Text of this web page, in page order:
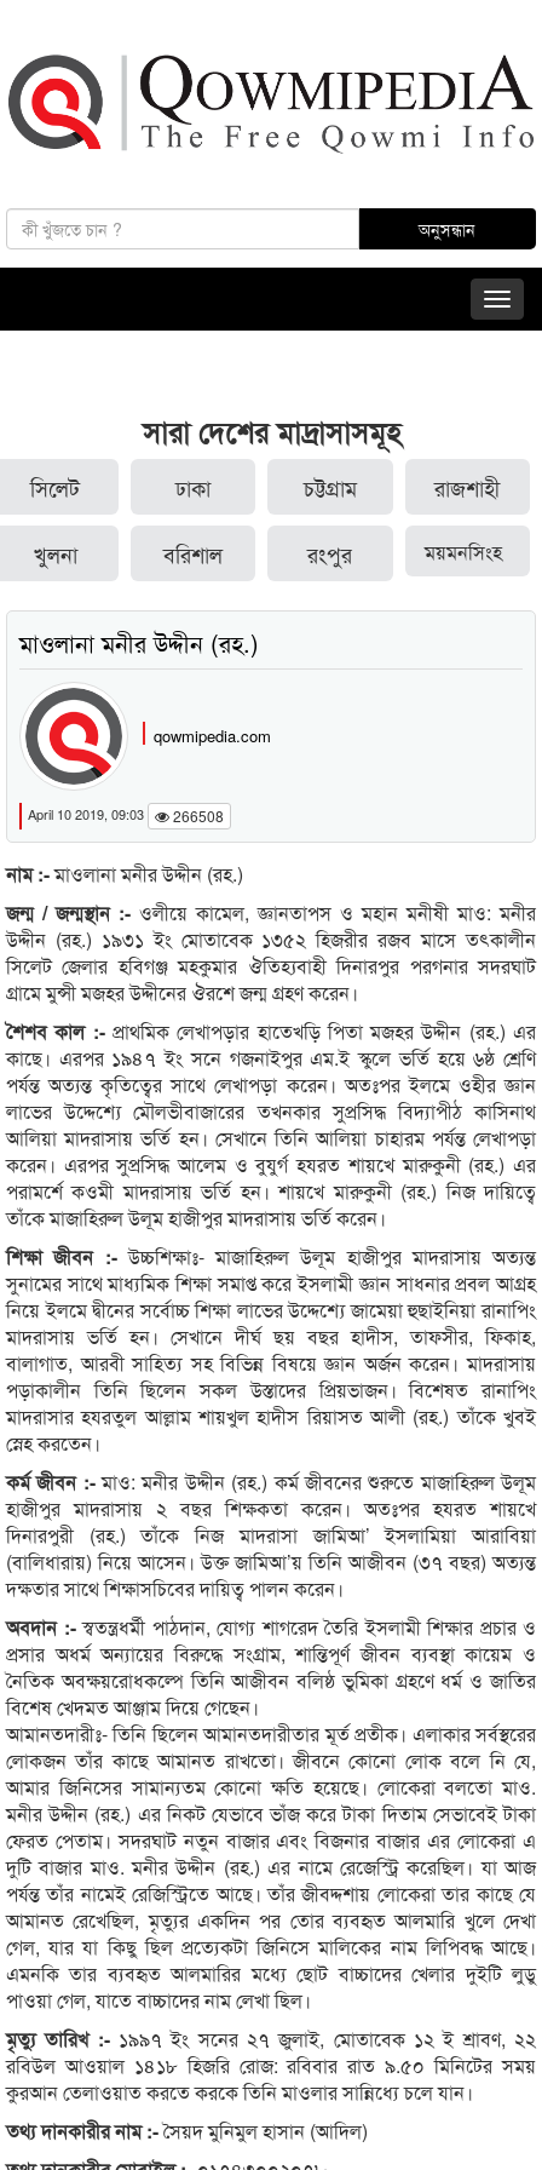
সারা দেশের মাদ্রাসাসমূহ
সিলেট ঢাকা চট্টগ্রাম রাজশাহী
খুলনা বরিশাল রংপুর ময়মনসিংহ
মাওলানা মনীর উদ্দীন (রহ.)
qowmipedia.com
April 10 2019, 09:03 266508
নাম :-মাওলানা মনীর উদ্দীন (রহ.)
জন্ম / জন্মস্থান :- ওলীয়ে কামেল, জ্ঞানতাপস ও মহান মনীষী মাও: মনীর
উদ্দীন (রহ.) ১৯৩১ ইং মোতাবেক ১৩৫২ হিজরীর রজব মাসে তৎকালীন
সিলেট জেলার হবিগঞ্জ মহকুমার ঔতিহ্যবাহী দিনারপুর পরগনার সদরঘাট
গ্রামে মুন্সী মজহর উদ্দীনের ঔরশে জন্ম গ্রহণ করেন।
শৈশব কাল :- প্রাথমিক লেখাপড়ার হাতেখড়ি পিতা মজহর উদ্দীন (রহ.) এর
কাছে। এরপর ১৯৪৭ ইং সনে গজনাইপুর এম.ই স্কুলে ভর্তি হয়ে ৬ষ্ঠ শ্রেণি
পর্যন্ত অত্যন্ত কৃতিত্বের সাথে লেখাপড়া করেন। অতঃপর ইলমে ওহীর জ্ঞান
লাভের উদ্দেশ্যে মৌলভীবাজারের তখনকার সুপ্রসিদ্ধ বিদ্যাপীঠ কাসিনাথ
আলিয়া মাদরাসায় ভর্তি হন। সেখানে তিনি আলিয়া চাহারম পর্যন্ত লেখাপড়া
করেন। এরপর সুপ্রসিদ্ধ আলেম ও বুযুর্গ হযরত শায়খে মারুকুনী (রহ.) এর
পরামর্শে কওমী মাদরাসায় ভর্তি হন। শায়খে মারুকুনী (রহ.) নিজ দায়িত্বে
তাঁকে মাজাহিরুল উলূম হাজীপুর মাদরাসায় ভর্তি করেন।
শিক্ষা জীবন :-উচ্চশিক্ষাঃ- মাজাহিরুল উলূম হাজীপুর মাদরাসায় অত্যন্ত
সুনামের সাথে মাধ্যমিক শিক্ষা সমাপ্ত করে ইসলামী জ্ঞান সাধনার প্রবল আগ্রহ
নিয়ে ইলমে দ্বীনের সর্বোচ্চ শিক্ষা লাভের উদ্দেশ্যে জামেয়া হুছাইনিয়া রানাপিং
মাদরাসায় ভর্তি হন। সেখানে দীর্ঘ ছয় বছর হাদীস, তাফসীর, ফিকাহ,
বালাগাত, আরবী সাহিত্য সহ বিভিন্ন বিষয়ে জ্ঞান অর্জন করেন। মাদরাসায়
পড়াকালীন তিনি ছিলেন সকল উস্তাদের প্রিয়ভাজন। বিশেষত রানাপিং
মাদরাসার হযরতুল আল্লাম শায়খুল হাদীস রিয়াসত আলী (রহ.) তাঁকে খুবই
স্নেহ করতেন।
কর্ম জীবন :-মাও: মনীর উদ্দীন (রহ.) কর্ম জীবনের শুরুতে মাজাহিরুল উলূম
হাজীপুর মাদরাসায় ২ বছর শিক্ষকতা করেন। অতঃপর হযরত শায়খে
দিনারপুরী (রহ.) তাঁকে নিজ মাদরাসা জামিআ’ ইসলামিয়া আরাবিয়া
(বালিধারায়) নিয়ে আসেন। উক্ত জামিআ’য় তিনি আজীবন (৩৭ বছর) অত্যন্ত
দক্ষতার সাথে শিক্ষাসচিবের দায়িত্ব পালন করেন।
অবদান :-স্বতন্ত্রধর্মী পাঠদান, যোগ্য শাগরেদ তৈরি ইসলামী শিক্ষার প্রচার ও
প্রসার অধর্ম অন্যায়ের বিরুদ্ধে সংগ্রাম, শান্তিপূর্ণ জীবন ব্যবস্থা কায়েম ও
নৈতিক অবক্ষয়রোধকল্পে তিনি আজীবন বলিষ্ঠ ভুমিকা গ্রহণে ধর্ম ও জাতির
বিশেষ খেদমত আঞ্জাম দিয়ে গেছেন।
আমানতদারীঃ- তিনি ছিলেন আমানতদারীতার মূর্ত প্রতীক। এলাকার সর্বস্থরের
লোকজন তাঁর কাছে আমানত রাখতো। জীবনে কোনো লোক বলে নি যে,
আমার জিনিসের সামান্যতম কোনো ক্ষতি হয়েছে। লোকেরা বলতো মাও.
মনীর উদ্দীন (রহ.) এর নিকট যেভাবে ভাঁজ করে টাকা দিতাম সেভাবেই টাকা
ফেরত পেতাম। সদরঘাট নতুন বাজার এবং বিজনার বাজার এর লোকেরা এ
দুটি বাজার মাও. মনীর উদ্দীন (রহ.) এর নামে রেজেস্ট্রি করেছিল। যা আজ
পর্যন্ত তাঁর নামেই রেজিস্ট্রিতে আছে। তাঁর জীবদ্দশায় লোকেরা তার কাছে যে
আমানত রেখেছিল, মৃত্যুর একদিন পর তোর ব্যবহৃত আলমারি খুলে দেখা
গেল, যার যা কিছু ছিল প্রত্যেকটা জিনিসে মালিকের নাম লিপিবদ্ধ আছে।
এমনকি তার ব্যবহৃত আলমারির মধ্যে ছোট বাচ্চাদের খেলার দুইটি লুডু
পাওয়া গেল, যাতে বাচ্চাদের নাম লেখা ছিল।
মৃত্যু তারিখ :- ১৯৯৭ ইং সনের ২৭ জুলাই, মোতাবেক ১২ ই শ্রাবণ, ২২
রবিউল আওয়াল ১৪১৮ হিজরি রোজ: রবিবার রাত ৯.৫০ মিনিটের সময়
কুরআন তেলাওয়াত করতে করকে তিনি মাওলার সান্নিধ্যে চলে যান।
তথ্য দানকারীর নাম :-সৈয়দ মুনিমুল হাসান (আদিল)